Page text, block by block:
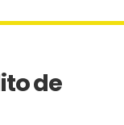
de